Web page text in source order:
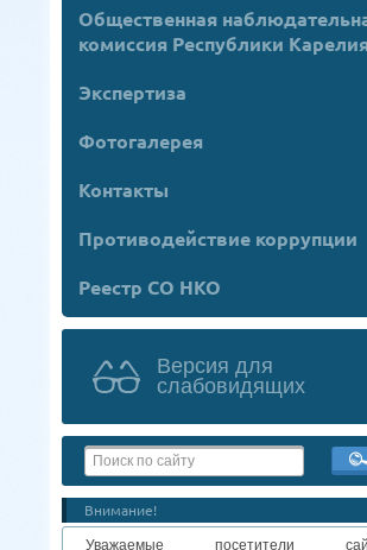
Общественная
комиссия Республики
Экспертиза
Фотогалерея
Контакты
Противодействие коррупции
Реестр СО НКО
Версия для
слабовидящих
Внимание!
Уважаемые посетители